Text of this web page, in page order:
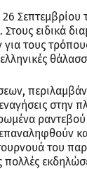
26
ειδικά
τους
στην
του
πολλές